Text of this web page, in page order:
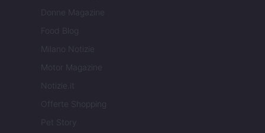
Donne Magazine
Food Blog
Milano Notizie
Motor Magazine
Notizie.it
Offerte Shopping
Pet Story